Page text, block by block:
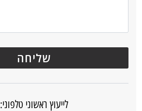
לייעוץ ראשוני טלפוני: